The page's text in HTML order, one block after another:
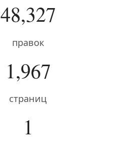
48,327
правок
1,967
страниц
1